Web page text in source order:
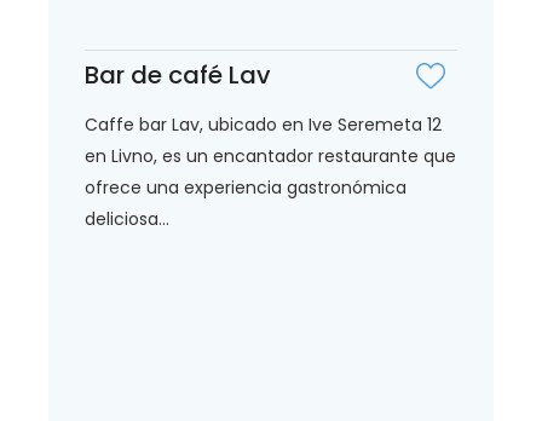
Bar de café Lav
Caffe bar Lav, ubicado en Ive Seremeta 12
en Livno, es un encantador restaurante que
ofrece una experiencia gastronómica
deliciosa...